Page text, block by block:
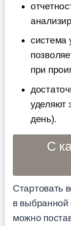
система
при
уделяют
день).
С
Стартовать
в выбранной
можно